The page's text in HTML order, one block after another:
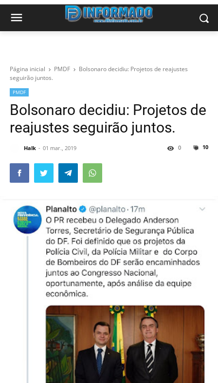
Página inicial PMDF
Bolsonaro decidiu: Projetos de reajustes
seguirão juntos.
PMDF
Bolsonaro decidiu: Projetos de
reajustes seguirão juntos.
Halk 01 mar., 2019 10
0